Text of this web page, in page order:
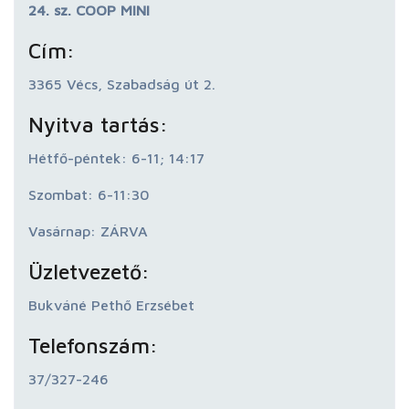
24. sz. COOP MINI
Cím:
3365 Vécs, Szabadság út 2.
Nyitva tartás:
Hétfő-péntek: 6-11; 14:17
Szombat: 6-11:30
Vasárnap: ZÁRVA
Üzletvezető:
Bukváné Pethő Erzsébet
Telefonszám:
37/327-246